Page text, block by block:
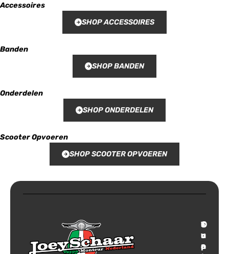
Accessoires
SHOP ACCESSOIRES
Banden
SHOP BANDEN
Onderdelen
SHOP ONDERDELEN
Scooter Opvoeren
SHOP SCOOTER OPVOEREN
T
r
a
O
v
e
S
u
p
C
o
n